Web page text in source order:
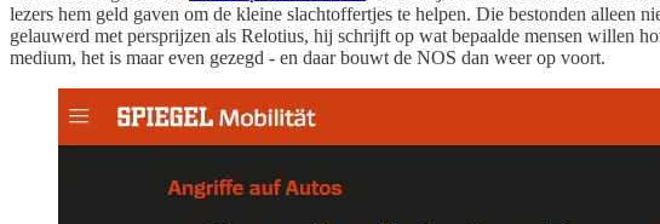
lezers hem geld gaven om de kleine slachtoffertjes te helpen. Die bestonden alleen
gelauwerd met persprijzen als Relotius, hij schrijft op wat bepaalde mensen willen
medium, het is maar even gezegd - en daar bouwt de NOS dan weer op voort.